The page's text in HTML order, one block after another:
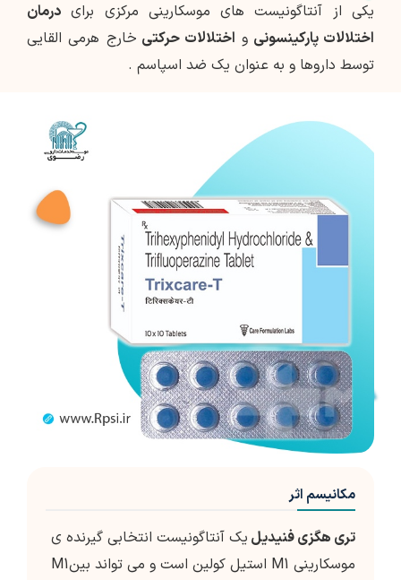
یکی از آنتاگونیست های موسکارینی مرکزی برای درمان
اختلالات پارکینسونی و اختلالات حرکتی خارج هرمی القایی
توسط داروها و به عنوان یک ضد اسپاسم .
مکانیسم اثر
تری هگزی فنیدیل یک آنتاگونیست انتخابی گیرنده ی
موسکارینی M1 استیل کولین است و می تواند بینM1